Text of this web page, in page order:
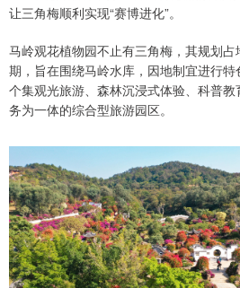
让三角梅顺利实现“赛博进化”。
马岭观花植物园不止有三角梅，其规划
期，旨在围绕马岭水库，因地制宜进行
个集观光旅游、森林沉浸式体验、科普
务为一体的综合型旅游园区。